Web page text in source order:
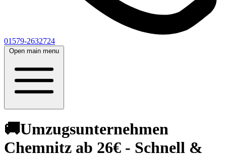
01579-2632724
Open main menu
🚚Umzugsunternehmen
Chemnitz ab 26€ - Schnell &